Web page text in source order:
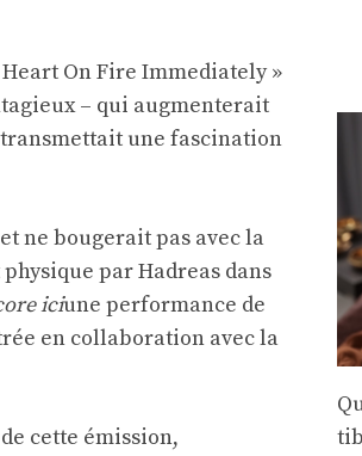
On Fire Immediately »
– qui augmenterait
une fascination
ne bougerait pas avec la
par Hadreas dans
iciune performance de
en collaboration avec la
cette émission,